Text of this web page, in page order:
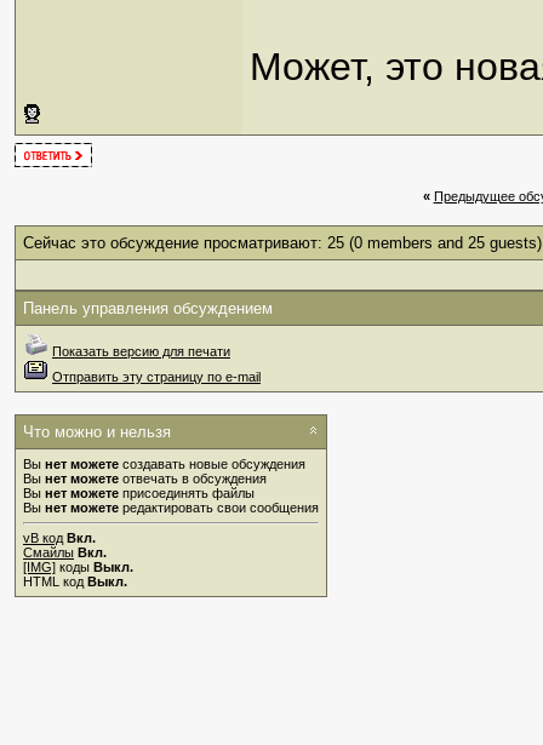
Может, это
« Предыдущее
Сейчас это обсуждение просматривают: 25 (0 members and 25 guests)
Панель управления обсуждением
Показать версию для печати
Отправить эту страницу по e-mail
Что можно и нельзя
Вы нет можете создавать новые обсуждения
Вы нет можете отвечать в обсуждения
Вы нет можете присоединять файлы
Вы нет можете редактировать свои сообщения
vB код Вкл.
Смайлы Вкл.
[IMG] коды Выкл.
HTML код Выкл.